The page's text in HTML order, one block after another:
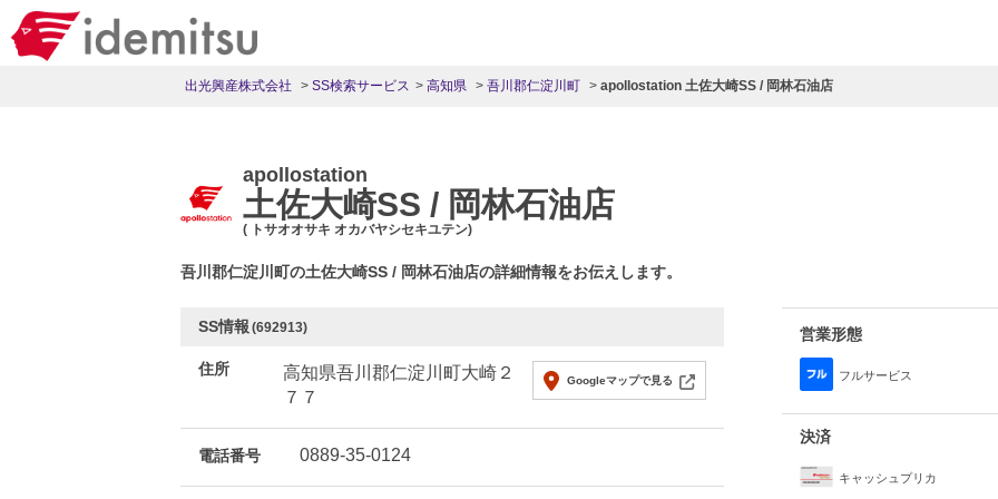
出光興産株式会社 SS検索サービス 高知県 吾川郡仁淀川町 apollostation 土佐大崎SS / 岡林石油店
apollostation
土佐大崎SS / 岡林石油店
( トサオオサキ オカバヤシセキユテン)
吾川郡仁淀川町の土佐大崎SS / 岡林石油店の詳細情報をお伝えします。
SS情報 (692913)
住所
高知県吾川郡仁淀川町大崎２
７７
Googleマップで見る
電話番号 0889-35-0124
営業形態
フルサービス
決済
キャッシュプリカ